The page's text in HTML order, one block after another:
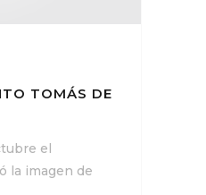
TOMÁS DE
el
la imagen de